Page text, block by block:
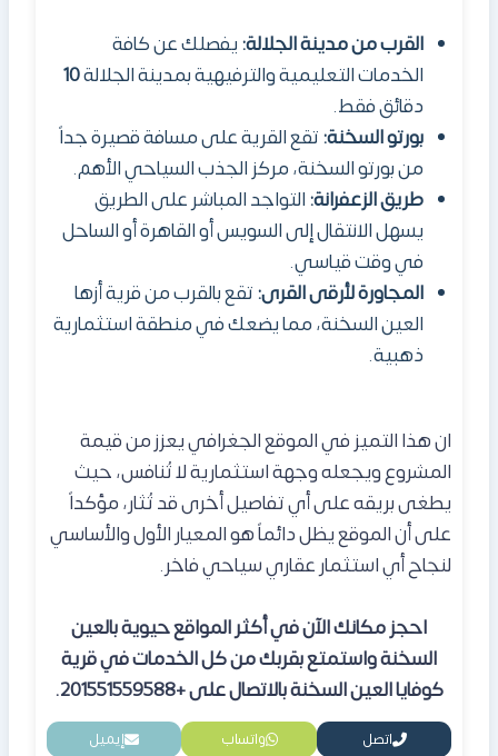
القرب من مدينة الجلالة:يفصلك عن كافة
الخدمات التعليمية والترفيهية بمدينة الجلالة10
دقائق فقط.
بورتو السخنة:تقع القرية على مسافة قصيرة جداً
من بورتو السخنة، مركز الجذب السياحي الأهم.
طريق الزعفرانة:التواجد المباشر على الطريق
يسهل الانتقال إلى السويس أو القاهرة أو الساحل
في وقت قياسي.
المجاورة لأرقى القرى:تقع بالقرب من قرية أزها
العين السخنة، مما يضعك في منطقة استثمارية
ذهبية.
ان هذا التميز في الموقع الجغرافي يعزز من قيمة
المشروع ويجعله وجهة استثمارية لا تُنافس، حيث
يطغى بريقه على أي تفاصيل أخرى قد تُثار، مؤكداً
على أن الموقع يظل دائماً هو المعيار الأول والأساسي
لنجاح أي استثمار عقاري سياحي فاخر.
احجز مكانك الآن في أكثر المواقع حيوية بالعين
السخنة واستمتع بقربك من كل الخدمات في قرية
كوفايا العين السخنة بالاتصال على +201551559588.
اتصل واتساب إيميل